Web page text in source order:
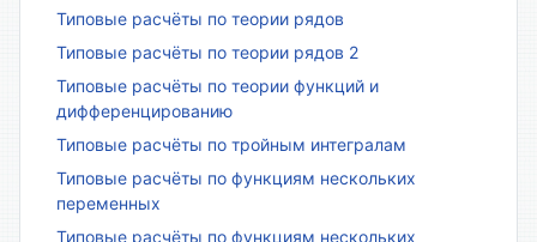
Типовые расчёты по теории рядов
Типовые расчёты по теории рядов 2
Типовые расчёты по теории функций и
дифференцированию
Типовые расчёты по тройным интегралам
Типовые расчёты по функциям нескольких
переменных
Типовые расчёты по функциям нескольких